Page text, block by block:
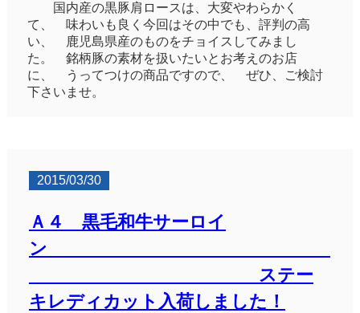
国内産の黒豚肩ロースは、大変やわらかく
て、 味わいも良く今回はその中でも、評判の高
い、 鹿児島県産のものをチョイスしてみまし
た。 銘柄豚の素材を扱いたいとお考えのお店
に、 うってつけの商品ですので、 ぜひ、ご検討
下さいませ。
2015/03/30
Ａ４ 黒毛和牛サーロイ
ン
ステー
キレディカット入荷しました！